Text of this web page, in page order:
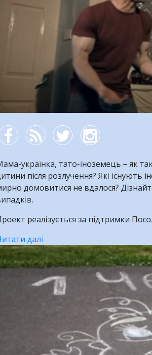
українка, тато-іноземець – як
після розлучення? Які існують
домовитися не вдалося?
реалізується за підтримки
далі
Міжнародні
сімейні
викрадення
українських
дітей.